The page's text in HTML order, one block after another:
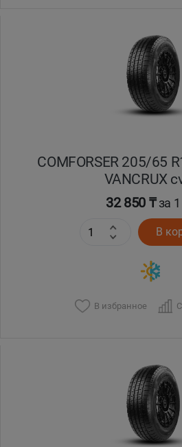
COMFORSER 205/65
VANCRUX
32 850 ₸за
В
В избранное